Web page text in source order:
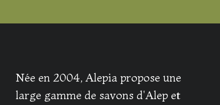
Née en 2004, Alepia propose une
large gamme de savons d'Alep et